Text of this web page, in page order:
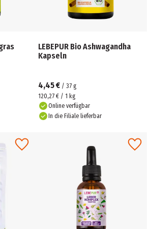
LEBEPUR Bio Ashwagandha
Kapseln
4,45 € / 37 g
120,27 € / 1 kg
Online verfügbar
In die Filiale lieferbar